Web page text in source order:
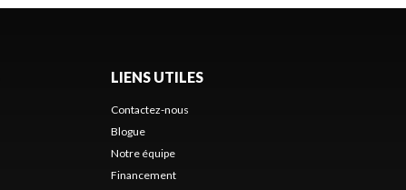
LIENS UTILES
Contactez-nous
Blogue
Notre équipe
Financement